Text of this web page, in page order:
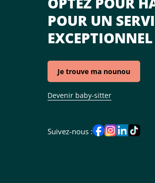
POUR UN
Je trouve ma nounou
Devenir baby-sitter
Suivez-nous :